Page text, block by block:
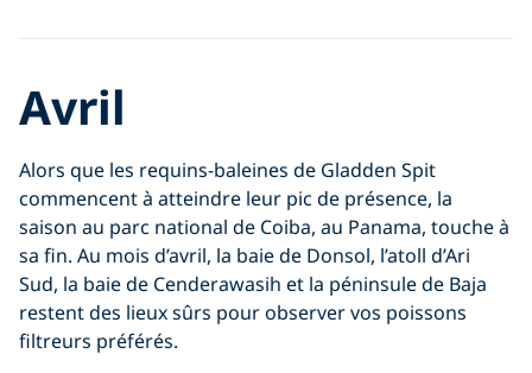
Avril
Alors que les requins-baleines de Gladden Spit
commencent à atteindre leur pic de présence, la
saison au parc national de Coiba, au Panama, touche à
sa fin. Au mois d’avril, la baie de Donsol, l’atoll d’Ari
Sud, la baie de Cenderawasih et la péninsule de Baja
restent des lieux sûrs pour observer vos poissons
filtreurs préférés.